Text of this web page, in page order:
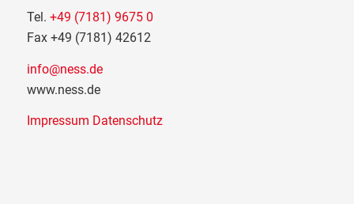
Tel. +49 (7181) 9675 0
Fax +49 (7181) 42612
info@ness.de
www.ness.de
Impressum Datenschutz